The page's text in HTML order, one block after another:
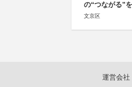
の“つながる”
文京区
運営会社